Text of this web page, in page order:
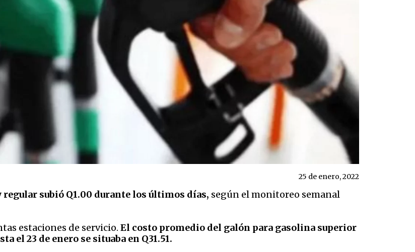
25 de enero, 2022
subió Q1.00 durante los últimos días, según el monitoreo semanal
estaciones de servicio. El costo promedio del galón para gasolina superior
el 23 de enero se situaba en Q31.51.